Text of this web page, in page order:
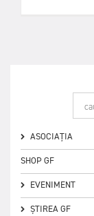
ASOCIAȚIA
SHOP GF
EVENIMENT
ȘTIREA GF